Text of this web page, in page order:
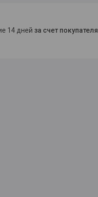
14 дней за счет покупателя